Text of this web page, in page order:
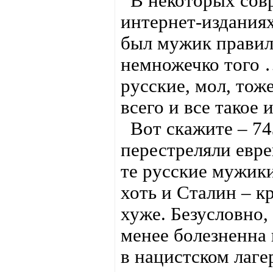
интернет-
был мужик
немножечко того
русские, мол,
всего и все
Вот скажите –
перестреляли
те русские
хоть и Сталин –
хуже.
менее
в нацистском